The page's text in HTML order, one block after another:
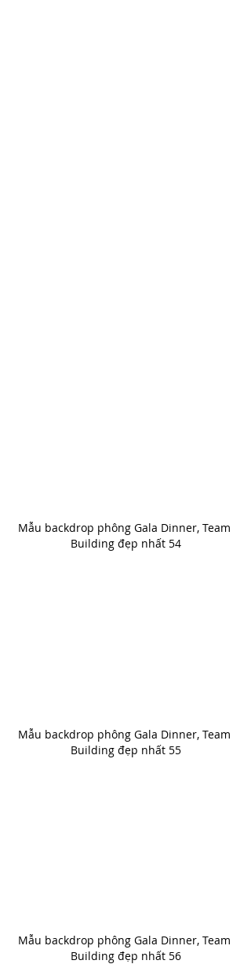
Mẫu backdrop phông Gala Dinner, Team
Building đẹp nhất 54
Mẫu backdrop phông Gala Dinner, Team
Building đẹp nhất 55
Mẫu backdrop phông Gala Dinner, Team
Building đẹp nhất 56